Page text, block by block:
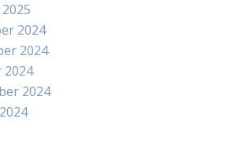
2024
2024
2024
2024